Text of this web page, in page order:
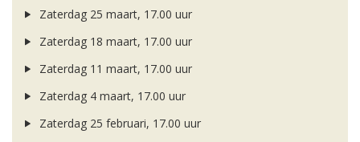
Zaterdag 25 maart, 17.00 uur
Zaterdag 18 maart, 17.00 uur
Zaterdag 11 maart, 17.00 uur
Zaterdag 4 maart, 17.00 uur
Zaterdag 25 februari, 17.00 uur